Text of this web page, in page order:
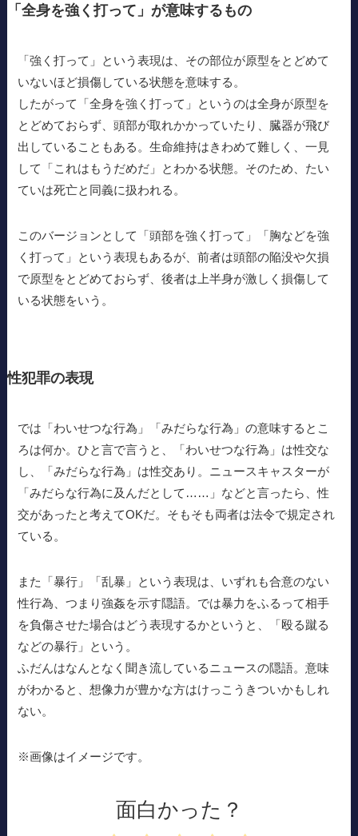
「全身を強く打って」が意味するもの
「強く打って」という表現は、その部位が原型をとどめて
いないほど損傷している状態を意味する。
したがって「全身を強く打って」というのは全身が原型を
とどめておらず、頭部が取れかかっていたり、臓器が飛び
出していることもある。生命維持はきわめて難しく、一見
して「これはもうだめだ」とわかる状態。そのため、たい
ていは死亡と同義に扱われる。
このバージョンとして「頭部を強く打って」「胸などを強
く打って」という表現もあるが、前者は頭部の陥没や欠損
で原型をとどめておらず、後者は上半身が激しく損傷して
いる状態をいう。
性犯罪の表現
では「わいせつな行為」「みだらな行為」の意味するとこ
ろは何か。ひと言で言うと、「わいせつな行為」は性交な
し、「みだらな行為」は性交あり。ニュースキャスターが
「みだらな行為に及んだとして……」などと言ったら、性
交があったと考えてOKだ。そもそも両者は法令で規定され
ている。
また「暴行」「乱暴」という表現は、いずれも合意のない
性行為、つまり強姦を示す隠語。では暴力をふるって相手
を負傷させた場合はどう表現するかというと、「殴る蹴る
などの暴行」という。
ふだんはなんとなく聞き流しているニュースの隠語。意味
がわかると、想像力が豊かな方はけっこうきついかもしれ
ない。
※画像はイメージです。
面白かった？